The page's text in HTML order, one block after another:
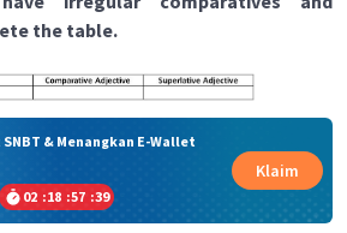
the table.
& Menangkan E-Wallet
02 :18 :57 :39
Klaim